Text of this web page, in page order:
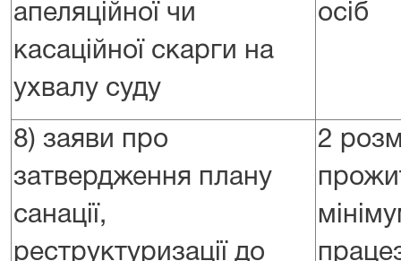
апеляційної чи
касаційної скарги на
ухвалу суду
осіб
8) заяви про
затвердження плану
санації,
реструктуризації до
2